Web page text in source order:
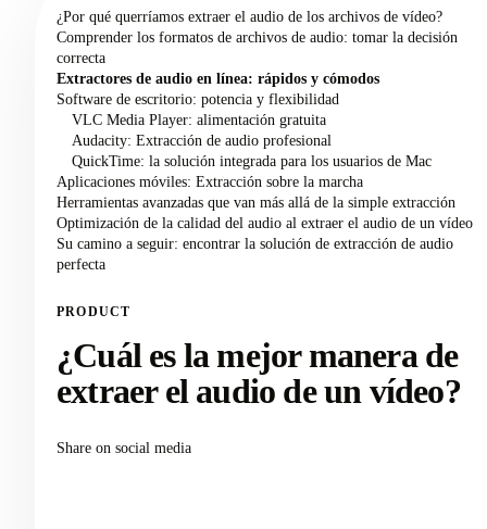
Precios
Acerca de nosotros
¿Por qué querríamos extraer el audio de los archivos de vídeo?
Comprender los formatos de archivos de audio: tomar la decisión
correcta
Extractores de audio en línea: rápidos y cómodos
Software de escritorio: potencia y flexibilidad
VLC Media Player: alimentación gratuita
Audacity: Extracción de audio profesional
QuickTime: la solución integrada para los usuarios de Mac
Aplicaciones móviles: Extracción sobre la marcha
Herramientas avanzadas que van más allá de la simple extracción
Optimización de la calidad del audio al extraer el audio de un vídeo
Su camino a seguir: encontrar la solución de extracción de audio
perfecta
PRODUCT
¿Cuál es la mejor manera de
extraer el audio de un vídeo?
Share on social media